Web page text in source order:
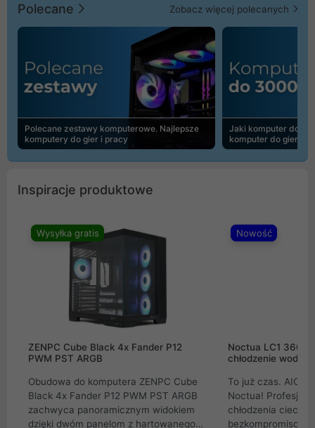
Polecane Zobacz więcej polecanych
Polecane zestawy komputerowe. Najlepsze
komputery do gier i pracy
Jaki komputer do
komputer do gier |
Inspiracje produktowe
Wysyłka gratis
ZENPC Cube Black 4x Fander P12
PWM PST ARGB
Obudowa do komputera ZENPC Cube
Black 4x Fander P12 PWM PST ARGB
zachwyca panoramicznym widokiem
dzięki dwóm panelom z hartowanego
Nowość
Noctua LC1
chłodzenie wodne
To już czas. AIO
Noctua!
chłodzenia cieczą